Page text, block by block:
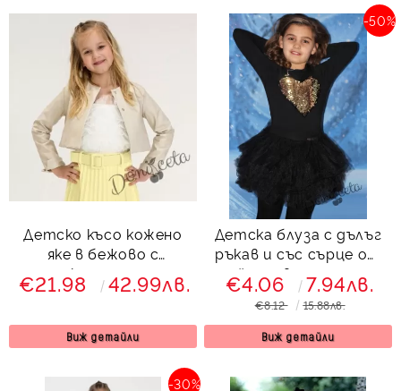
Детско късо кожено
яке в бежово с
копчета
€21.98 42.99лв.
Виж детайли
Детска блуза с дълъг
ръкав и със сърце от
пайети в златисто
-50%
€4.06 7.94лв.
€8.12 15.88лв.
Виж детайли
-30%